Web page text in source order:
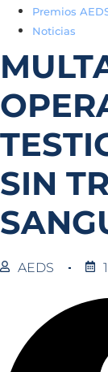
Premios
Noticias
SIN
AEDS